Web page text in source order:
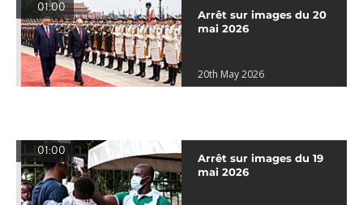
01:00
Arrêt sur images du 20
mai 2026
20th May 2026
01:00
Arrêt sur images du 19
mai 2026